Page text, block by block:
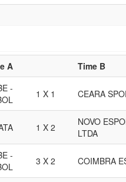
A Time B
-
1 X 1 CEARA
1 X 2
NOVO
LTDA
-
3 X 2 COIMBRA